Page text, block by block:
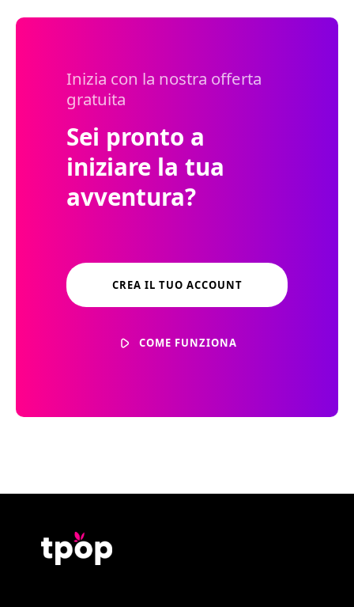
Inizia con la nostra offerta
gratuita
Sei pronto a
iniziare la tua
avventura?
CREA IL TUO ACCOUNT
COME FUNZIONA